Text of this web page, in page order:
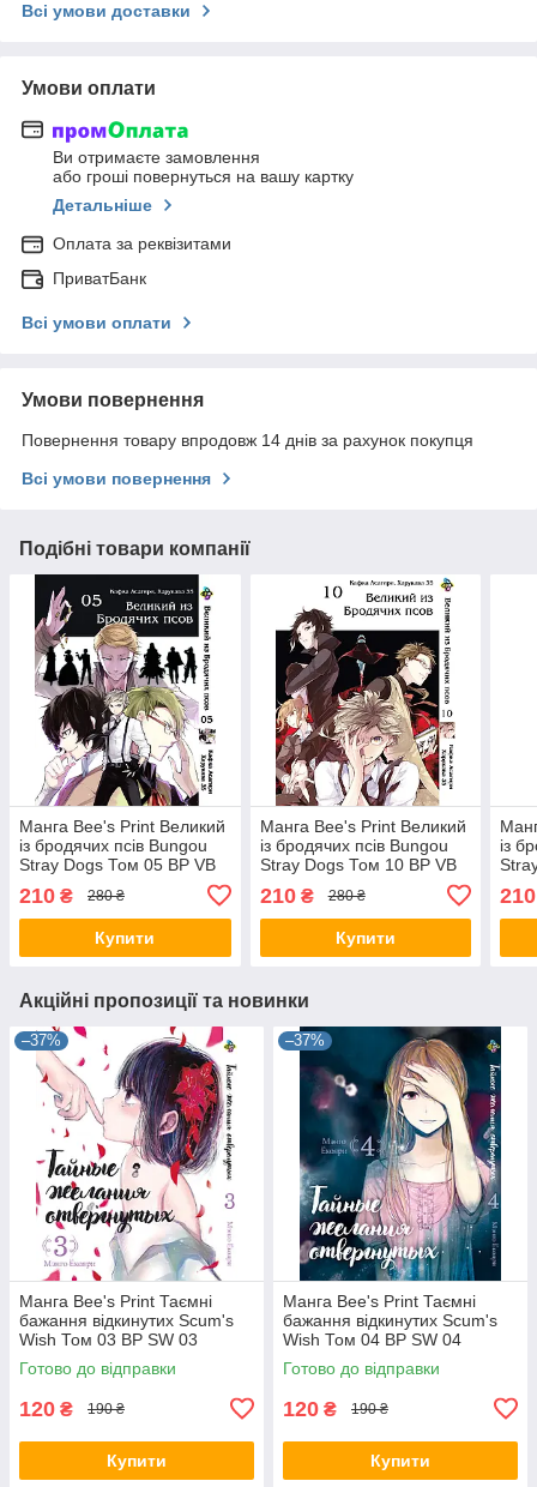
Всі умови доставки
Умови оплати
Ви отримаєте замовлення
або гроші повернуться на вашу картку
Детальніше
Оплата за реквізитами
ПриватБанк
Всі умови оплати
Умови повернення
Повернення товару впродовж 14 днів за рахунок покупця
Всі умови повернення
Подібні товари компанії
Манга Bee's Print Великий
із бродячих псів Bungou
Stray Dogs Том 05 BP VB
210 ₴ 280 ₴
Купити
Манга Bee's Print Великий
із бродячих псів Bungou
Stray Dogs Том 10 BP VB
210₴ 280 ₴
Купити
із
210
Акційні пропозиції та новинки
–37%
Манга Bee's Print Таємні
бажання відкинутих Scum's
Wish Том 03 BP SW 03
Готово до відправки
120 ₴ 190 ₴
Купити
–37%
Манга Bee's Print Таємні
бажання відкинутих Scum's
Wish Том 04 BP SW 04
Готово до відправки
120 ₴ 190 ₴
Купити